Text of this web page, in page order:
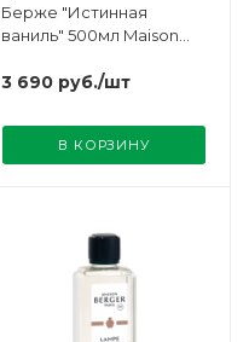
Берже "Истинная
ваниль" 500мл Maison
3 690 руб./шт
В КОРЗИНУ